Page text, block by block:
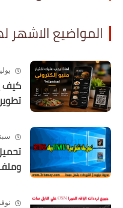
المواضيع الاشهر
يوليو 3, 2026
كيف
تطوير
سبتمبر 16,
وملف Settings
نوفمبر 27, 2025